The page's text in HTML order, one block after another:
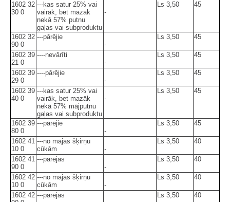
1602 32
30 0
---kas satur 25% vai
vairāk, bet mazāk
nekā 57% putnu
gaļas vai subproduktu
-
Ls 3,50 45
1602 32
90 0
---pārējie
-
Ls 3,50 45
1602 39
21 0
----nevārīti
-
Ls 3,50 45
1602 39
29 0
----pārējie
-
Ls 3,50 45
1602 39
40 0
---kas satur 25% vai
vairāk, bet mazāk
nekā 57% mājputnu
gaļas vai subproduktu
-
Ls 3,50 45
1602 39
80 0
---pārējie
-
Ls 3,50 45
1602 41
10 0
---no mājas šķirņu
cūkām
-
Ls 3,50 40
1602 41
90 0
---pārējās
-
Ls 3,50 40
1602 42
10 0
---no mājas šķirņu
cūkām
-
Ls 3,50 40
1602 42 ---pārējās
Ls 3,50 40